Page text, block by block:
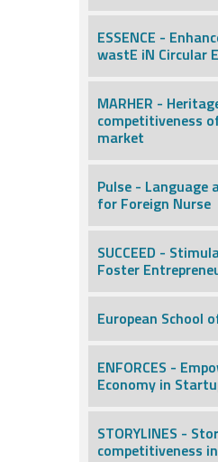
ESSENCE -
wastE iN Circular
MARHER -
competitiveness
market
Pulse - Language
for Foreign Nurse
SUCCEED -
Foster
European School
ENFORCES -
Economy in
STORYLINES -
competitiveness